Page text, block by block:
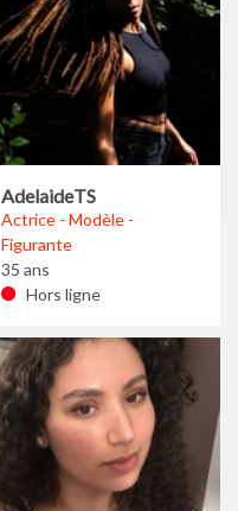
AdelaideTS
Actrice - Modèle -
Figurante
35 ans
Hors ligne